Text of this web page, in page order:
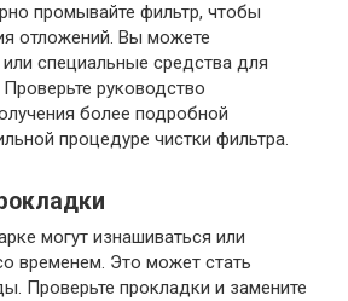
промывайте фильтр, чтобы
отложений. Вы можете
специальные средства для
руководство
более подробной
процедуре чистки фильтра.
могут изнашиваться или
временем. Это может стать
Проверьте прокладки и замените